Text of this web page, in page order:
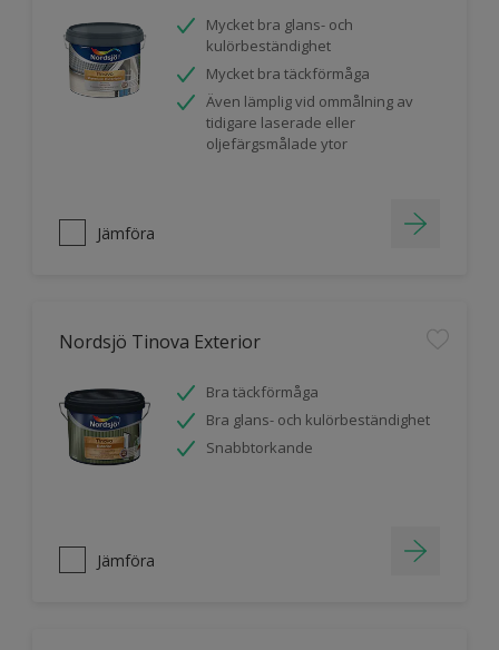
Mycket bra glans- och
kulörbeständighet
Mycket bra täckförmåga
Även lämplig vid ommålning av
tidigare laserade eller
oljefärgsmålade ytor
Jämföra
Nordsjö Tinova Exterior
Bra täckförmåga
Bra glans- och kulörbeständighet
Snabbtorkande
Jämföra